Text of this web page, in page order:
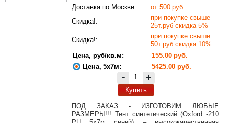
Доставка по Москве:
от 500 руб
Скидка!:
при покупке свыше
25т.руб скидка 5%
Скидка!:
при покупке свыше
50т.руб скидка 10%
Цена, руб/кв.м:
155.00 руб.
Цена, 5х7м:
5425.00 руб.
- +
Купить
ПОД ЗАКАЗ - ИЗГОТОВИМ ЛЮБЫЕ
РАЗМЕРЫ!!! Тент синтетический (Oxford -210